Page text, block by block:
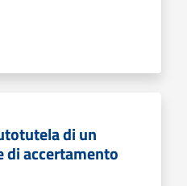
di un
di accertamento